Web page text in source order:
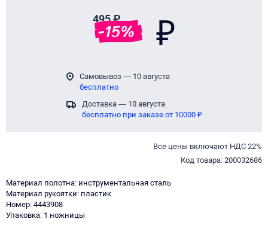
495 ₽
-15% ₽
Самовывоз — 10 августа
бесплатно
Доставка — 10 августа
бесплатно при заказе от 10000 ₽
Все цены включают НДС 22%
Код товара: 200032686
Материал полотна: инструментальная сталь
Материал рукоятки: пластик
Номер: 4443908
Упаковка: 1 ножницы